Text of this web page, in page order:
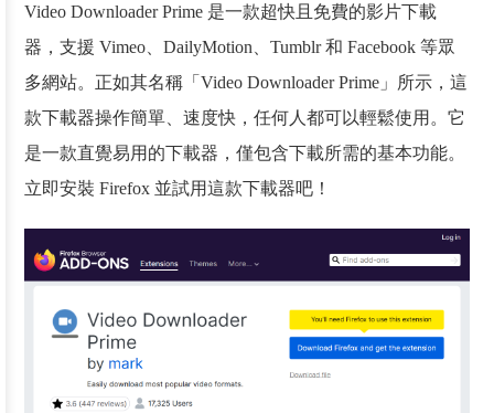
Video Downloader Prime 是一款超快且免費的影片下載
器，支援 Vimeo、DailyMotion、Tumblr 和 Facebook 等眾
多網站。正如其名稱「Video Downloader Prime」所示，這
款下載器操作簡單、速度快，任何人都可以輕鬆使用。它
是一款直覺易用的下載器，僅包含下載所需的基本功能。
立即安裝 Firefox 並試用這款下載器吧！